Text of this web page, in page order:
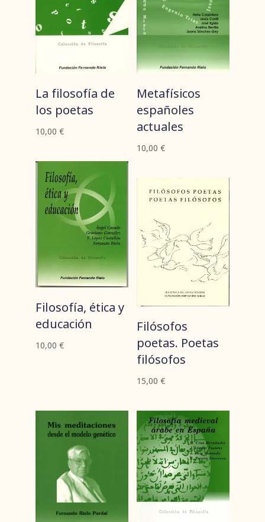
La filosofía de
los poetas
10,00 €
Metafísicos
españoles
actuales
10,00 €
Filosofía, ética y
educación
10,00 €
Filósofos
poetas. Poetas
filósofos
15,00 €